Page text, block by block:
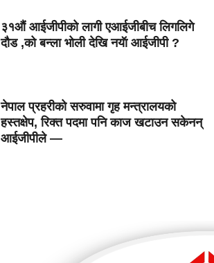
३१औं आईजीपीको लागी एआईजीबीच लिगलिगे
दौड ,को बन्ला भोली देखि नयॅा आईजीपी ?
नेपाल प्रहरीको सरुवामा गृह मन्त्रालयको
हस्तक्षेप, रिक्त पदमा पनि काज खटाउन सकेनन्
आईजीपीले —